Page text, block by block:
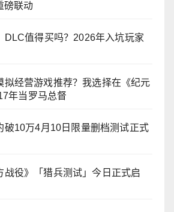
磅联动
DLC值得买吗？2026年入坑玩家
拟经营游戏推荐？我选择在《纪元
年当罗马总督
破10万4月10日限量删档测试正式
战役》「猎兵测试」今日正式启